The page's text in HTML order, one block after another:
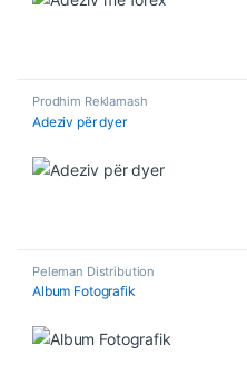
Prodhim Reklamash
Adeziv për dyer
Peleman Distribution
Album Fotografik